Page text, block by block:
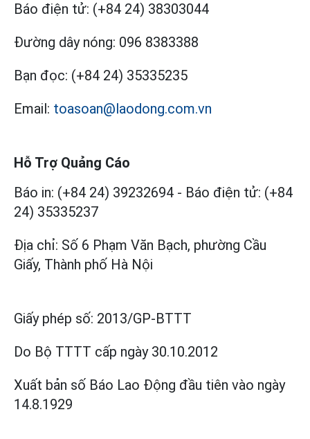
Báo điện tử: (+84 24) 38303044
Đường dây nóng: 096 8383388
Bạn đọc: (+84 24) 35335235
Email: toasoan@laodong.com.vn
Hỗ Trợ Quảng Cáo
Báo in: (+84 24) 39232694 - Báo điện tử: (+84
24) 35335237
Địa chỉ: Số 6 Phạm Văn Bạch, phường Cầu
Giấy, Thành phố Hà Nội
Giấy phép số: 2013/GP-BTTT
Do Bộ TTTT cấp ngày 30.10.2012
Xuất bản số Báo Lao Động đầu tiên vào ngày
14.8.1929